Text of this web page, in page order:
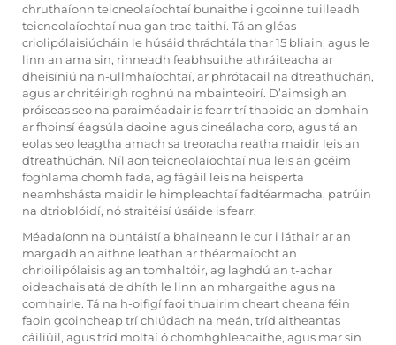
chruthaíonn teicneolaíochtaí bunaithe i gcoinne tuilleadh
teicneolaíochtaí nua gan trac-taithí. Tá an gléas
criolipólaisiúcháin le húsáid thráchtála thar 15 bliain, agus le
linn an ama sin, rinneadh feabhsuithe athráiteacha ar
dheisíniú na n-ullmhaíochtaí, ar phrótacail na dtreathúchán,
agus ar chritéirigh roghnú na mbainteoirí. D’aimsigh an
próiseas seo na paraiméadair is fearr trí thaoide an domhain
ar fhoinsí éagsúla daoine agus cineálacha corp, agus tá an
eolas seo leagtha amach sa treoracha reatha maidir leis an
dtreathúchán. Níl aon teicneolaíochtaí nua leis an gcéim
foghlama chomh fada, ag fágáil leis na heisperta
neamhshásta maidir le himpleachtaí fadtéarmacha, patrúin
na dtrioblóidí, nó straitéisí úsáide is fearr.
Méadaíonn na buntáistí a bhaineann le cur i láthair ar an
margadh an aithne leathan ar théarmaíocht an
chrioilipólaisis ag an tomhaltóir, ag laghdú an t-achar
oideachais atá de dhíth le linn an mhargaithe agus na
comhairle. Tá na h-oifigí faoi thuairim cheart cheana féin
faoin gcoincheap trí chlúdach na meán, tríd aitheantas
cáiliúil, agus tríd moltaí ó chomhghleacaithe, agus mar sin